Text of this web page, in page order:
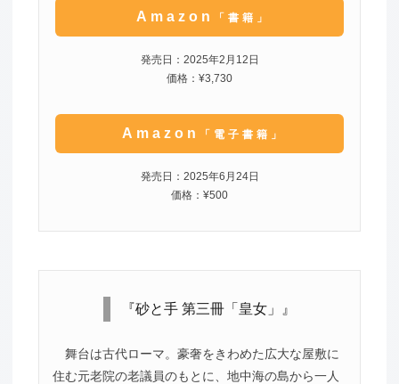
Amazon 「書籍」
発売日：2025年2月12日
価格：¥3,730
Amazon 「電子書籍」
発売日：2025年6月24日
価格：¥500
『砂と手 第三冊「皇女」』
舞台は古代ローマ。豪奢をきわめた広大な屋敷に
住む元老院の老議員のもとに、地中海の島から一人